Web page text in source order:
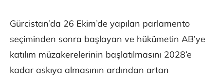
Gürcistan’da 26 Ekim’de yapılan parlamento
seçiminden sonra başlayan ve hükümetin AB’ye
katılım müzakerelerinin başlatılmasını 2028’e
kadar askıya almasının ardından artan